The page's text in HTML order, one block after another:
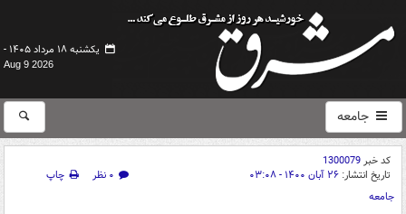
یکشنبه ۱۸ مرداد ۱۴۰۵ -
Aug 9 2026
جامعه
کد خبر1300079
تاریخ انتشار: ۲۶ آبان ۱۴۰۰ - ۰۳:۰۸ ۰ نظر
چاپ
جامعه